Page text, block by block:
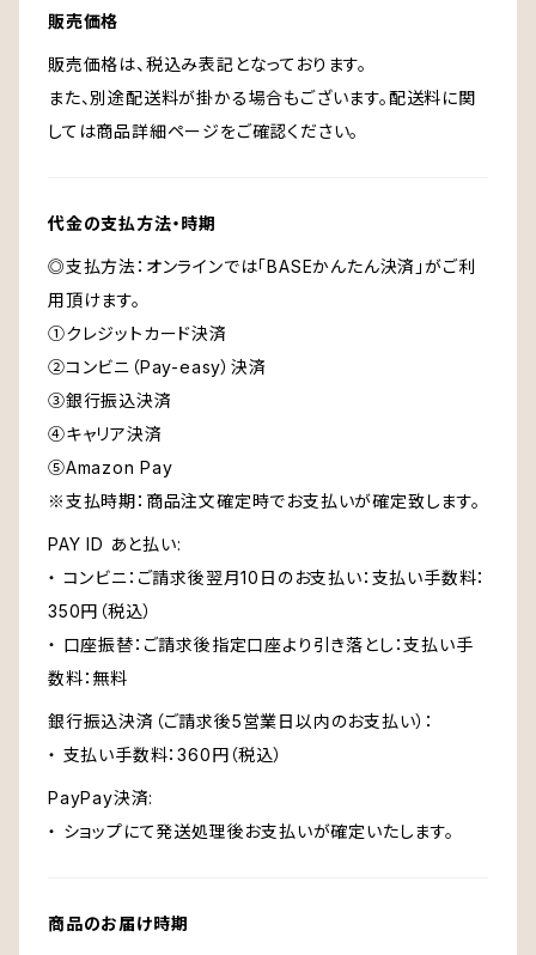
販売価格
販売価格は、税込み表記となっております。
また、別途配送料が掛かる場合もございます。配送料に関
しては商品詳細ページをご確認ください。
代金の支払方法・時期
◎支払方法：オンラインでは「BASEかんたん決済」がご利
用頂けます。
①クレジットカード決済
②コンビニ（Pay-easy）決済
③銀行振込決済
④キャリア決済
⑤Amazon Pay
※支払時期：商品注文確定時でお支払いが確定致します。
PAY ID あと払い:
・ コンビニ：ご請求後翌月10日のお支払い：支払い手数料：
350円（税込）
・ 口座振替：ご請求後指定口座より引き落とし：支払い手
数料：無料
銀行振込決済（ご請求後5営業日以内のお支払い）：
・ 支払い手数料：360円（税込）
PayPay決済:
・ ショップにて発送処理後お支払いが確定いたします。
商品のお届け時期